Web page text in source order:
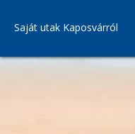
Saját utak Kaposvárról